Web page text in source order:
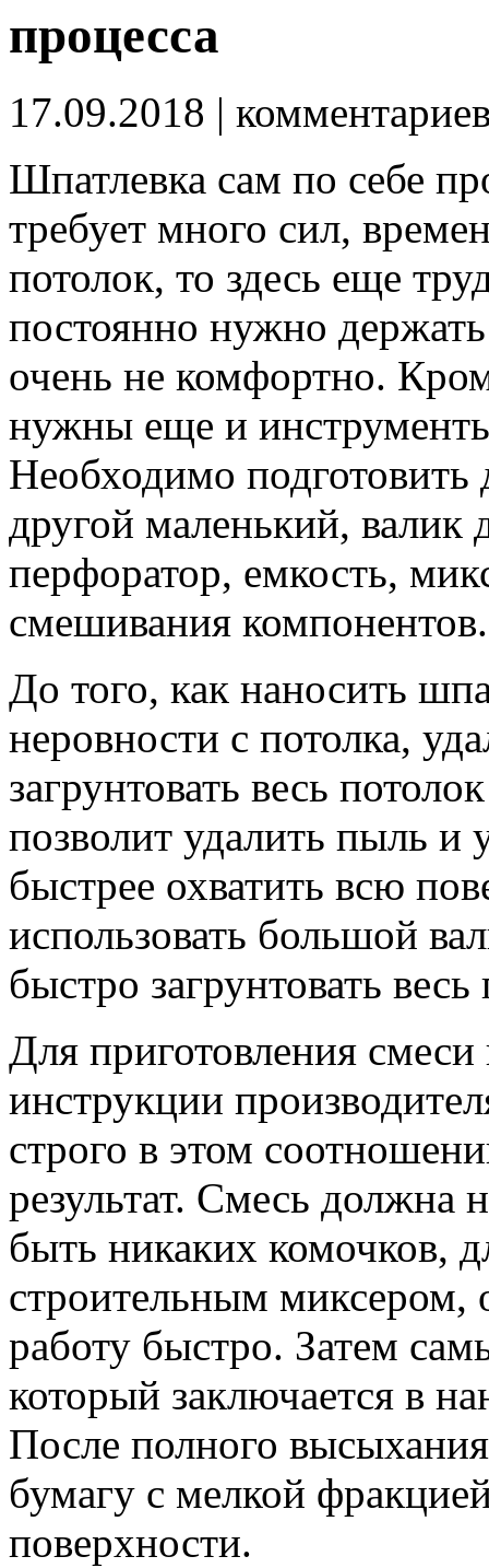
процесса
17.09.2018 |
Шпатлевка сам по себе
требует много сил,
потолок, то здесь еще
постоянно нужно
очень не комфортно.
нужны еще и
Необходимо
другой маленький, валик
перфоратор, емкость,
смешивания компонентов.
До того, как наносить
неровности с потолка,
загрунтовать весь
позволит удалить пыль
быстрее охватить всю
использовать большой
быстро загрунтовать весь
Для приготовления
инструкции
строго в этом
результат. Смесь должна
быть никаких комочков,
строительным миксером,
работу быстро. Затем
который заключается в
После полного
бумагу с мелкой
поверхности.